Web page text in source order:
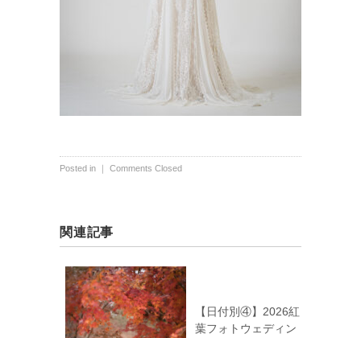
Posted in ｜ Comments Closed
関連記事
【日付別④】2026紅
葉フォトウェディン